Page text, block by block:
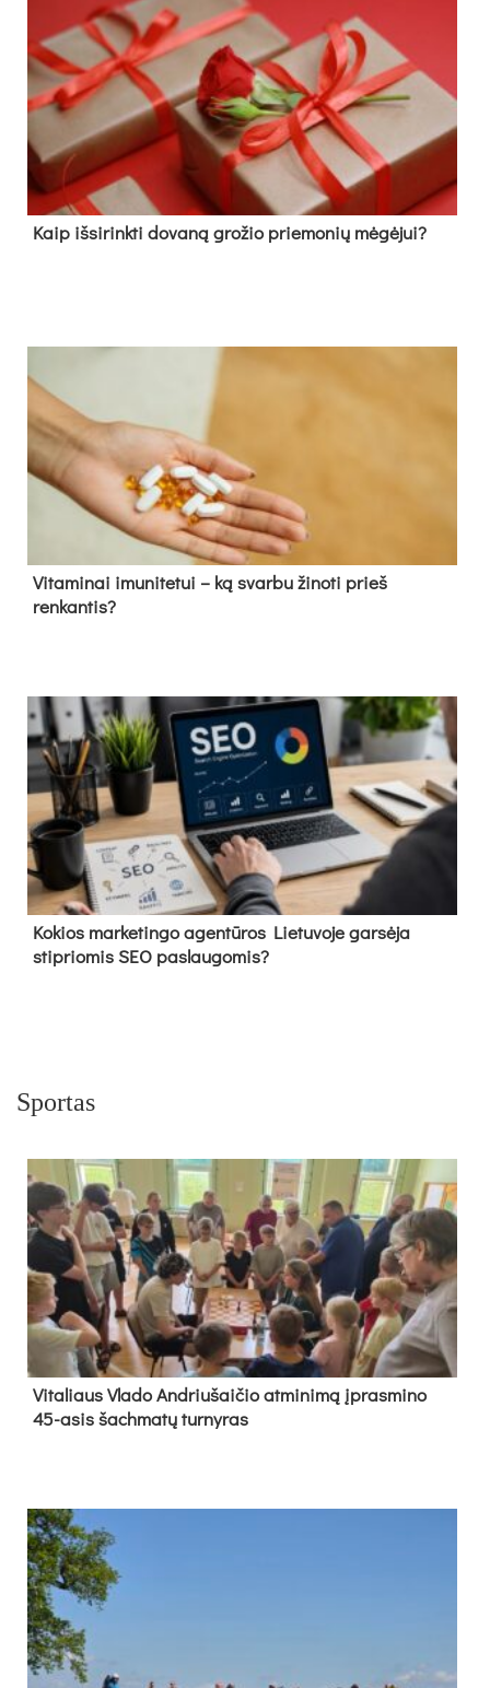
Kaip išsirinkti dovaną grožio priemonių mėgėjui?
Vitaminai imunitetui – ką svarbu žinoti prieš
renkantis?
Kokios marketingo agentūros Lietuvoje garsėja
stipriomis SEO paslaugomis?
Sportas
Vi­ta­liaus Vla­do And­riu­šai­čio at­mi­ni­mą įpras­mi­no
45-asis šach­ma­tų tur­ny­ras